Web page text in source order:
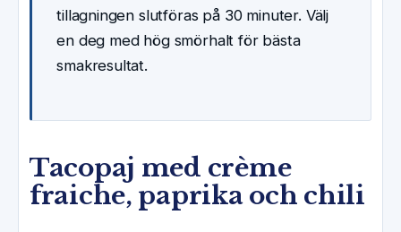
tillagningen slutföras på 30 minuter. Välj
en deg med hög smörhalt för bästa
smakresultat.
Tacopaj med crème
fraiche, paprika och chili